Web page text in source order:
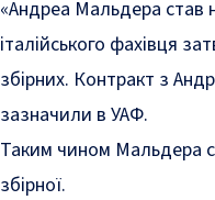
«Андреа Мальдера став
італійського фахівця
збірних. Контракт з
зазначили в УАФ.
Таким чином Мальдера
збірної.